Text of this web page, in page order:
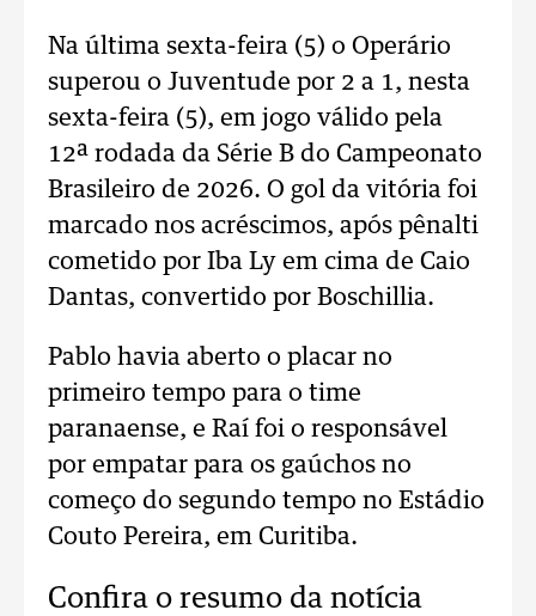
Na última sexta-feira (5) o Operário
superou o Juventude por 2 a 1, nesta
sexta-feira (5), em jogo válido pela
12ª rodada da Série B do Campeonato
Brasileiro de 2026. O gol da vitória foi
marcado nos acréscimos, após pênalti
cometido por Iba Ly em cima de Caio
Dantas, convertido por Boschillia.
Pablo havia aberto o placar no
primeiro tempo para o time
paranaense, e Raí foi o responsável
por empatar para os gaúchos no
começo do segundo tempo no Estádio
Couto Pereira, em Curitiba.
Confira o resumo da notícia